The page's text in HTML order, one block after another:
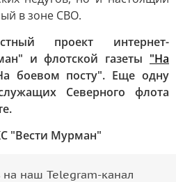
в зоне СВО.
проект интернет-
и флотской газеты "На
боевом посту". Еще одну
Северного флота
"Вести Мурман"
на наш Telegram-канал